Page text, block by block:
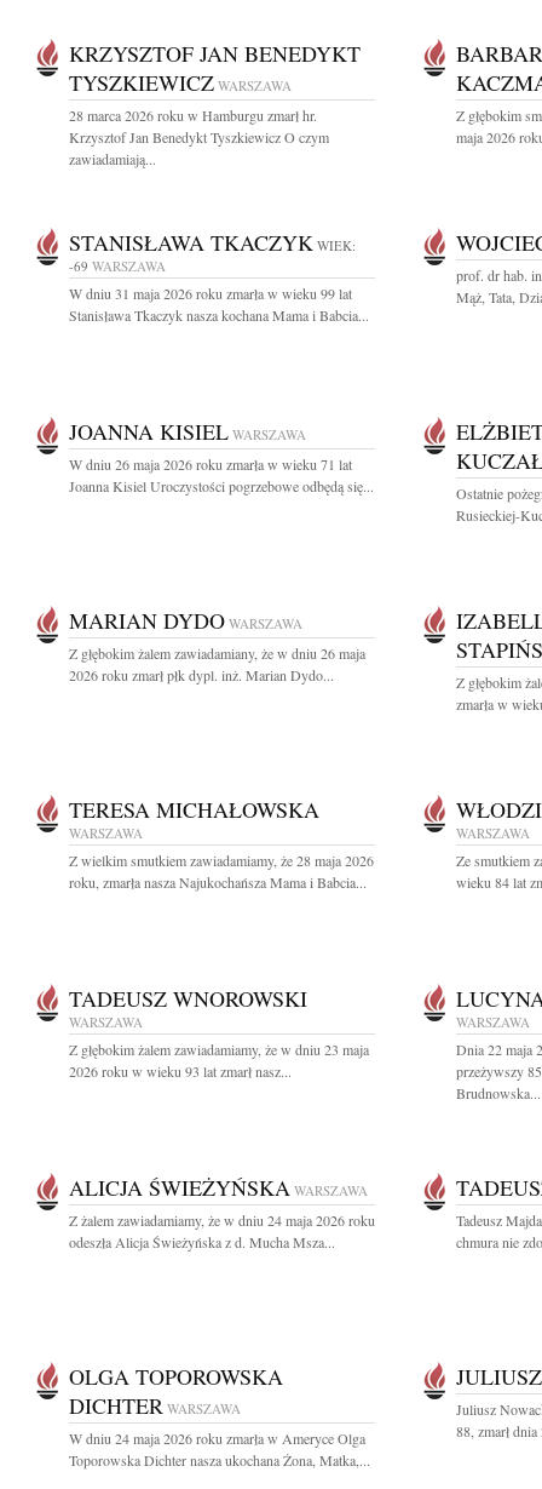
KRZYSZTOF JAN BENEDYKT
TYSZKIEWICZ WARSZAWA
28 marca 2026 roku w Hamburgu zmarł hr.
Krzysztof Jan Benedykt Tyszkiewicz O czym
zawiadamiają...
Z głębokim
maja 2026
STANISŁAWA TKACZYK WIEK:
-69 WARSZAWA
W dniu 31 maja 2026 roku zmarła w wieku 99 lat
Stanisława Tkaczyk nasza kochana Mama i Babcia...
prof. dr hab.
Mąż, Tata,
JOANNA KISIEL WARSZAWA
W dniu 26 maja 2026 roku zmarła w wieku 71 lat
Joanna Kisiel Uroczystości pogrzebowe odbędą się...
Ostatnie
Rusieckiej-
MARIAN DYDO WARSZAWA
Z głębokim żalem zawiadamiany, że w dniu 26 maja
2026 roku zmarł płk dypl. inż. Marian Dydo...
Z głębokim
zmarła w
TERESA MICHAŁOWSKA
WARSZAWA
Z wielkim smutkiem zawiadamiamy, że 28 maja 2026
roku, zmarła nasza Najukochańsza Mama i Babcia...
WARSZAWA
Ze smutkiem
wieku 84 lat
TADEUSZ WNOROWSKI
WARSZAWA
Z głębokim żalem zawiadamiamy, że w dniu 23 maja
2026 roku w wieku 93 lat zmarł nasz...
WARSZAWA
Dnia 22 maja
przeżywszy
Brudnowska...
ALICJA ŚWIEŻYŃSKA WARSZAWA
Z żalem zawiadamiamy, że w dniu 24 maja 2026 roku
odeszła Alicja Świeżyńska z d. Mucha Msza...
Tadeusz
chmura nie
OLGA TOPOROWSKA
DICHTER WARSZAWA
W dniu 24 maja 2026 roku zmarła w Ameryce Olga
Toporowska Dichter nasza ukochana Żona, Matka,...
Juliusz
88, zmarł